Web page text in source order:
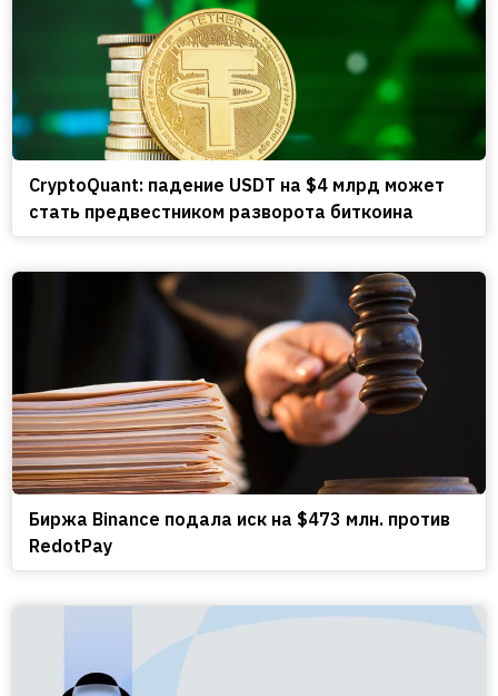
CryptoQuant: падение USDT на $4 млрд может
стать предвестником разворота биткоина
Биржа Binance подала иск на $473 млн. против
RedotPay